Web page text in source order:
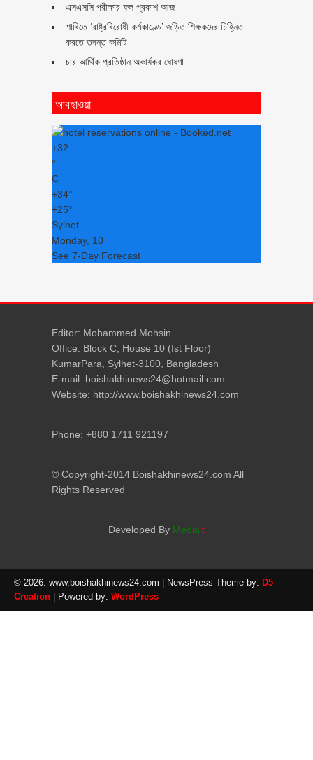
এসএসসি পরীক্ষার ফল প্রকাশ আজ
শাবিতে ‘রাষ্ট্রবিরোধী কর্মকাণ্ডে’ জড়িত শিক্ষকদের চিহ্নিত
করতে তদন্ত কমিটি
চার আর্থিক প্রতিষ্ঠান অকার্যকর ঘোষণা
আবহাওয়া
+32
°
C
+34°
+25°
Sylhet
Monday, 10
See 7-Day Forecast
Editor: Mohammed Mohsin
Office: Block C, House 10 (Ist Floor)
KumarPara, Sylhet-3100, Bangladesh
E-mail: boishakhinews24@hotmail.com
Website: http://www.boishakhinews24.com
Phone: +880 1711 921197
© Copyright-2014 Boishakhinews24.com All
Rights Reserved
Developed By Mediait
© 2026: www.boishakhinews24.com | NewsPress Theme by: D5
Creation | Powered by: WordPress